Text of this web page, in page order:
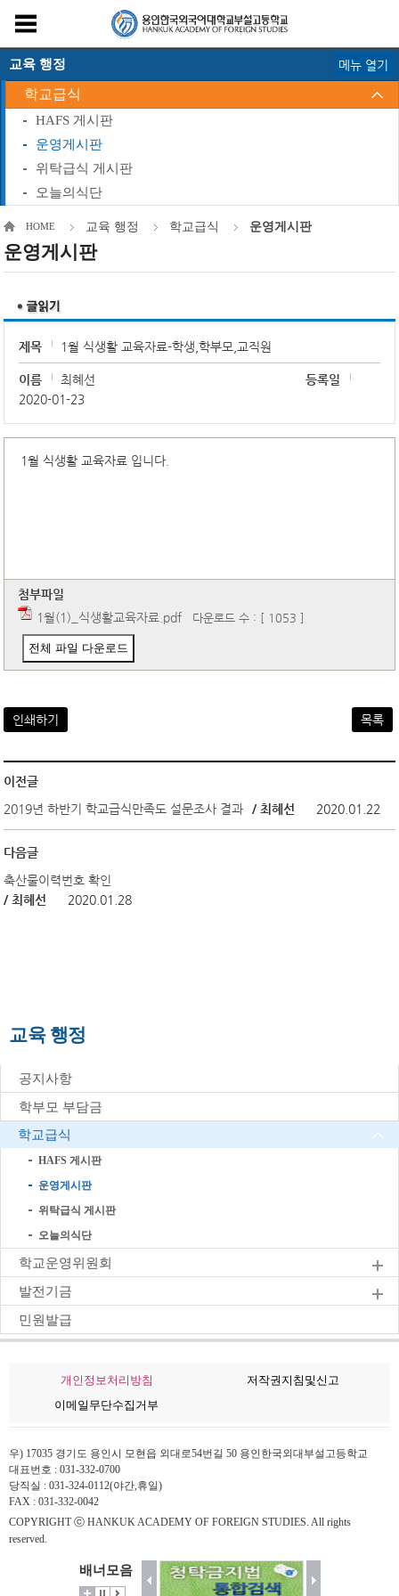
교육 행정
학교급식
HAFS 게시판
운영게시판
위탁급식 게시판
오늘의식단
메뉴 열기
HOME 교육 행정 학교급식 운영게시판
운영게시판
제목 1월 식생활 교육자료-학생,학부모,교직원
이름 최혜선
등록일
2020-01-23
1월 식생활 교육자료 입니다.
첨부파일
1월(1)_식생활교육자료.pdf 다운로드 수 : [ 1053 ]
전체 파일 다운로드
인쇄하기 목록
이전글
2019년 하반기 학교급식만족도 설문조사 결과
/ 최혜선 2020.01.22
다음글
축산물이력번호 확인
/ 최혜선
2020.01.28
교육 행정
공지사항
학부모 부담금
학교급식
HAFS 게시판
운영게시판
위탁급식 게시판
오늘의식단
학교운영위원회
발전기금
민원발급
개인정보처리방침
저작권지침및신고
이메일무단수집거부
우) 17035 경기도 용인시 모현읍 외대로54번길 50 용인한국외대부설고등학교
대표번호 : 031-332-0700
당직실 : 031-324-0112(야간,휴일)
FAX : 031-332-0042
COPYRIGHT ⓒ HANKUK ACADEMY OF FOREIGN STUDIES. All rights
reserved.
배너모음